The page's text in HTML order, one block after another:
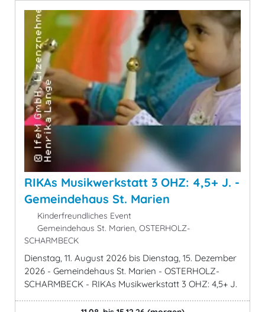
RIKAs Musikwerkstatt 3 OHZ: 4,5+ J. -
Gemeindehaus St. Marien
Kinderfreundliches Event
Gemeindehaus St. Marien, OSTERHOLZ-
SCHARMBECK
Dienstag, 11. August 2026 bis Dienstag, 15. Dezember
2026 - Gemeindehaus St. Marien - OSTERHOLZ-
SCHARMBECK - RIKAs Musikwerkstatt 3 OHZ: 4,5+ J.